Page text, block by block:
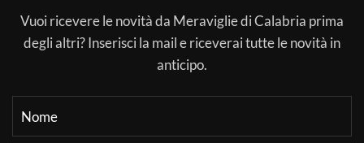
Vuoi ricevere le novità da Meraviglie di Calabria prima
degli altri? Inserisci la mail e riceverai tutte le novità in
anticipo.